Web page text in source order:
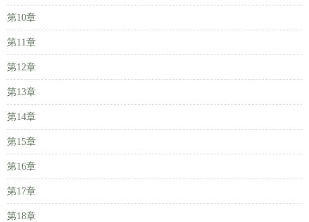
第10章
第11章
第12章
第13章
第14章
第15章
第16章
第17章
第18章